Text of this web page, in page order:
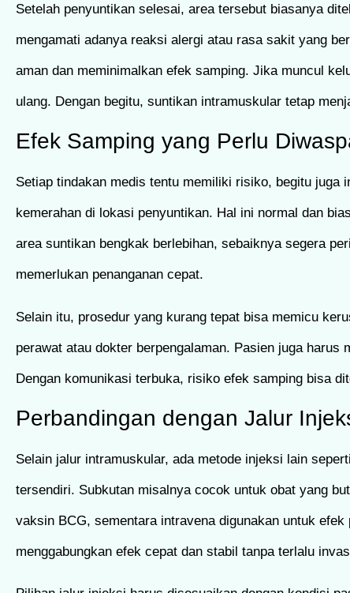
Setelah penyuntikan selesai, area tersebut biasanya
mengamati adanya reaksi alergi atau rasa sakit yang
aman dan meminimalkan efek samping. Jika muncul
ulang. Dengan begitu, suntikan intramuskular tetap
Efek Samping yang Perlu
Setiap tindakan medis tentu memiliki risiko, begitu juga
kemerahan di lokasi penyuntikan. Hal ini normal dan
area suntikan bengkak berlebihan, sebaiknya segera
memerlukan penanganan cepat.
Selain itu, prosedur yang kurang tepat bisa memicu
perawat atau dokter berpengalaman. Pasien juga
Dengan komunikasi terbuka, risiko efek samping bisa
Perbandingan dengan Jalur
Selain jalur intramuskular, ada metode injeksi lain
tersendiri. Subkutan misalnya cocok untuk obat yang
vaksin BCG, sementara intravena digunakan untuk
menggabungkan efek cepat dan stabil tanpa terlalu